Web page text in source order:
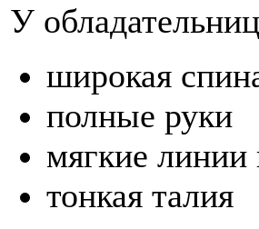
У
широкая
полные руки
мягкие линии
тонкая талия